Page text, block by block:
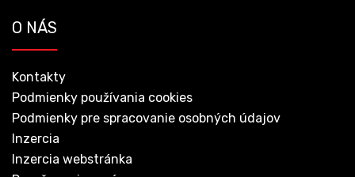
O NÁS
Kontakty
Podmienky používania cookies
Podmienky pre spracovanie osobných údajov
Inzercia
Inzercia webstránka